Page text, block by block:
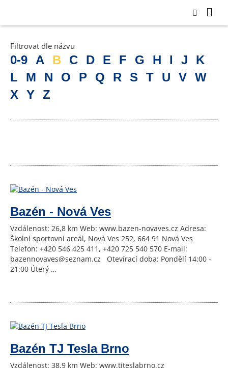
Filtrovat dle názvu
0-9 A B C D E F G H I J
K
L
M N O P Q R S T U V W
X
Y Z
Bazén - Nová Ves
Vzdálenost: 26,8 km Web: www.bazen-novaves.cz Adresa:
Školní sportovní areál, Nová Ves 252, 664 91 Nová Ves
Telefon: +420 546 425 411, +420 725 540 570 E-mail:
bazennovaves@seznam.cz Otevírací doba: Pondělí 14:00 -
21:00 Úterý …
Bazén TJ Tesla Brno
Vzdálenost: 38,9 km Web: www.tjteslabrno.cz